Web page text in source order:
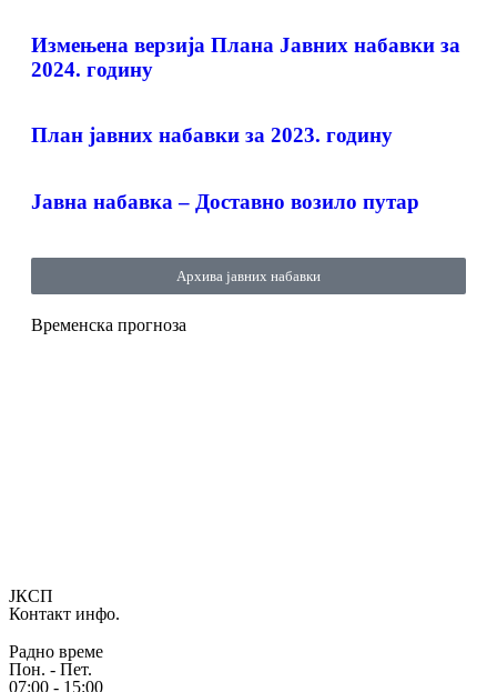
Измењенa верзијa Плана Јавних набавки за
2024. годину
План јавних набавки за 2023. годину
Јавна набавка – Доставно возило путар
Архива јавних набавки
Временска прогноза
ЈКСП
Контакт инфо.
Радно време
Пон. - Пет.
07:00 - 15:00